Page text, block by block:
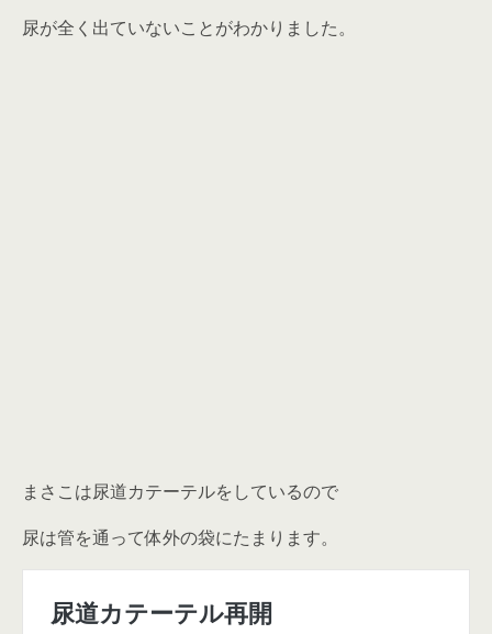
尿が全く出ていないことがわかりました。
まさこは尿道カテーテルをしているので
尿は管を通って体外の袋にたまります。